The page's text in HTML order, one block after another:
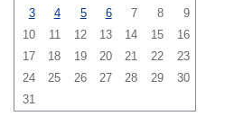
3
4 5 6 7 8
9
10
11 12 13 14 15
16
17
18 19 20 21 22
23
24
25 26 27 28 29
30
31